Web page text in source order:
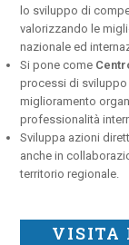
lo sviluppo di
valorizzando le
nazionale ed
Si pone come
processi di sviluppo
miglioramento
professionalità
Sviluppa azioni
anche in
territorio regionale.
VISITA